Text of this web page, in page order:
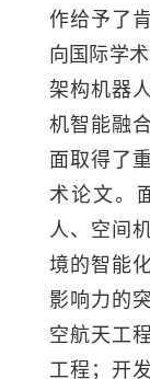
作给予了
向国际学
架构机器
机智能融
面取得了
术论文。
人、空间
境的智能
影响力的
空航天工
工程；开